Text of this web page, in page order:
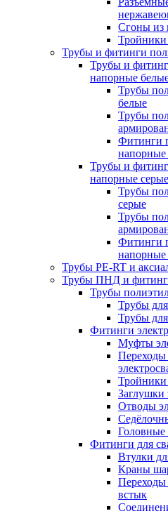
Сгоны из
Тройники
Трубы и фитинги
Трубы и
напорные
Трубы
белые
Трубы
Фитинги
напорные
Трубы и
напорные серые
Трубы
серые
Трубы
Фитинги
напорные
Трубы PE-RT и
Трубы ПНД и
Трубы
Трубы
Трубы
Фитинги
Муфты
Тройники
Заглушки
Отводы
Головные
Фитинги для
Втулки
Краны
Переходы
встык